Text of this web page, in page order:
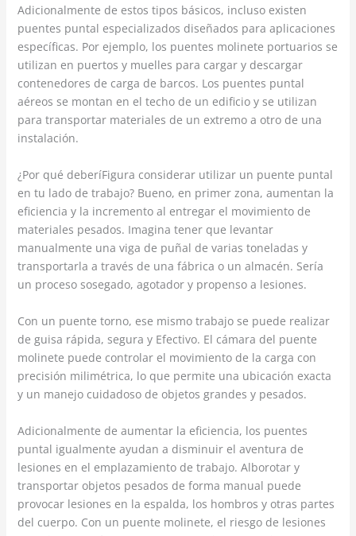
Adicionalmente de estos tipos básicos, incluso existen
puentes puntal especializados diseñados para aplicaciones
específicas. Por ejemplo, los puentes molinete portuarios se
utilizan en puertos y muelles para cargar y descargar
contenedores de carga de barcos. Los puentes puntal
aéreos se montan en el techo de un edificio y se utilizan
para transportar materiales de un extremo a otro de una
instalación.
¿Por qué deberíFigura considerar utilizar un puente puntal
en tu lado de trabajo? Bueno, en primer zona, aumentan la
eficiencia y la incremento al entregar el movimiento de
materiales pesados. Imagina tener que levantar
manualmente una viga de puñal de varias toneladas y
transportarla a través de una fábrica o un almacén. Sería
un proceso sosegado, agotador y propenso a lesiones.
Con un puente torno, ese mismo trabajo se puede realizar
de guisa rápida, segura y Efectivo. El cámara del puente
molinete puede controlar el movimiento de la carga con
precisión milimétrica, lo que permite una ubicación exacta
y un manejo cuidadoso de objetos grandes y pesados.
Adicionalmente de aumentar la eficiencia, los puentes
puntal igualmente ayudan a disminuir el aventura de
lesiones en el emplazamiento de trabajo. Alborotar y
transportar objetos pesados de forma manual puede
provocar lesiones en la espalda, los hombros y otras partes
del cuerpo. Con un puente molinete, el riesgo de lesiones